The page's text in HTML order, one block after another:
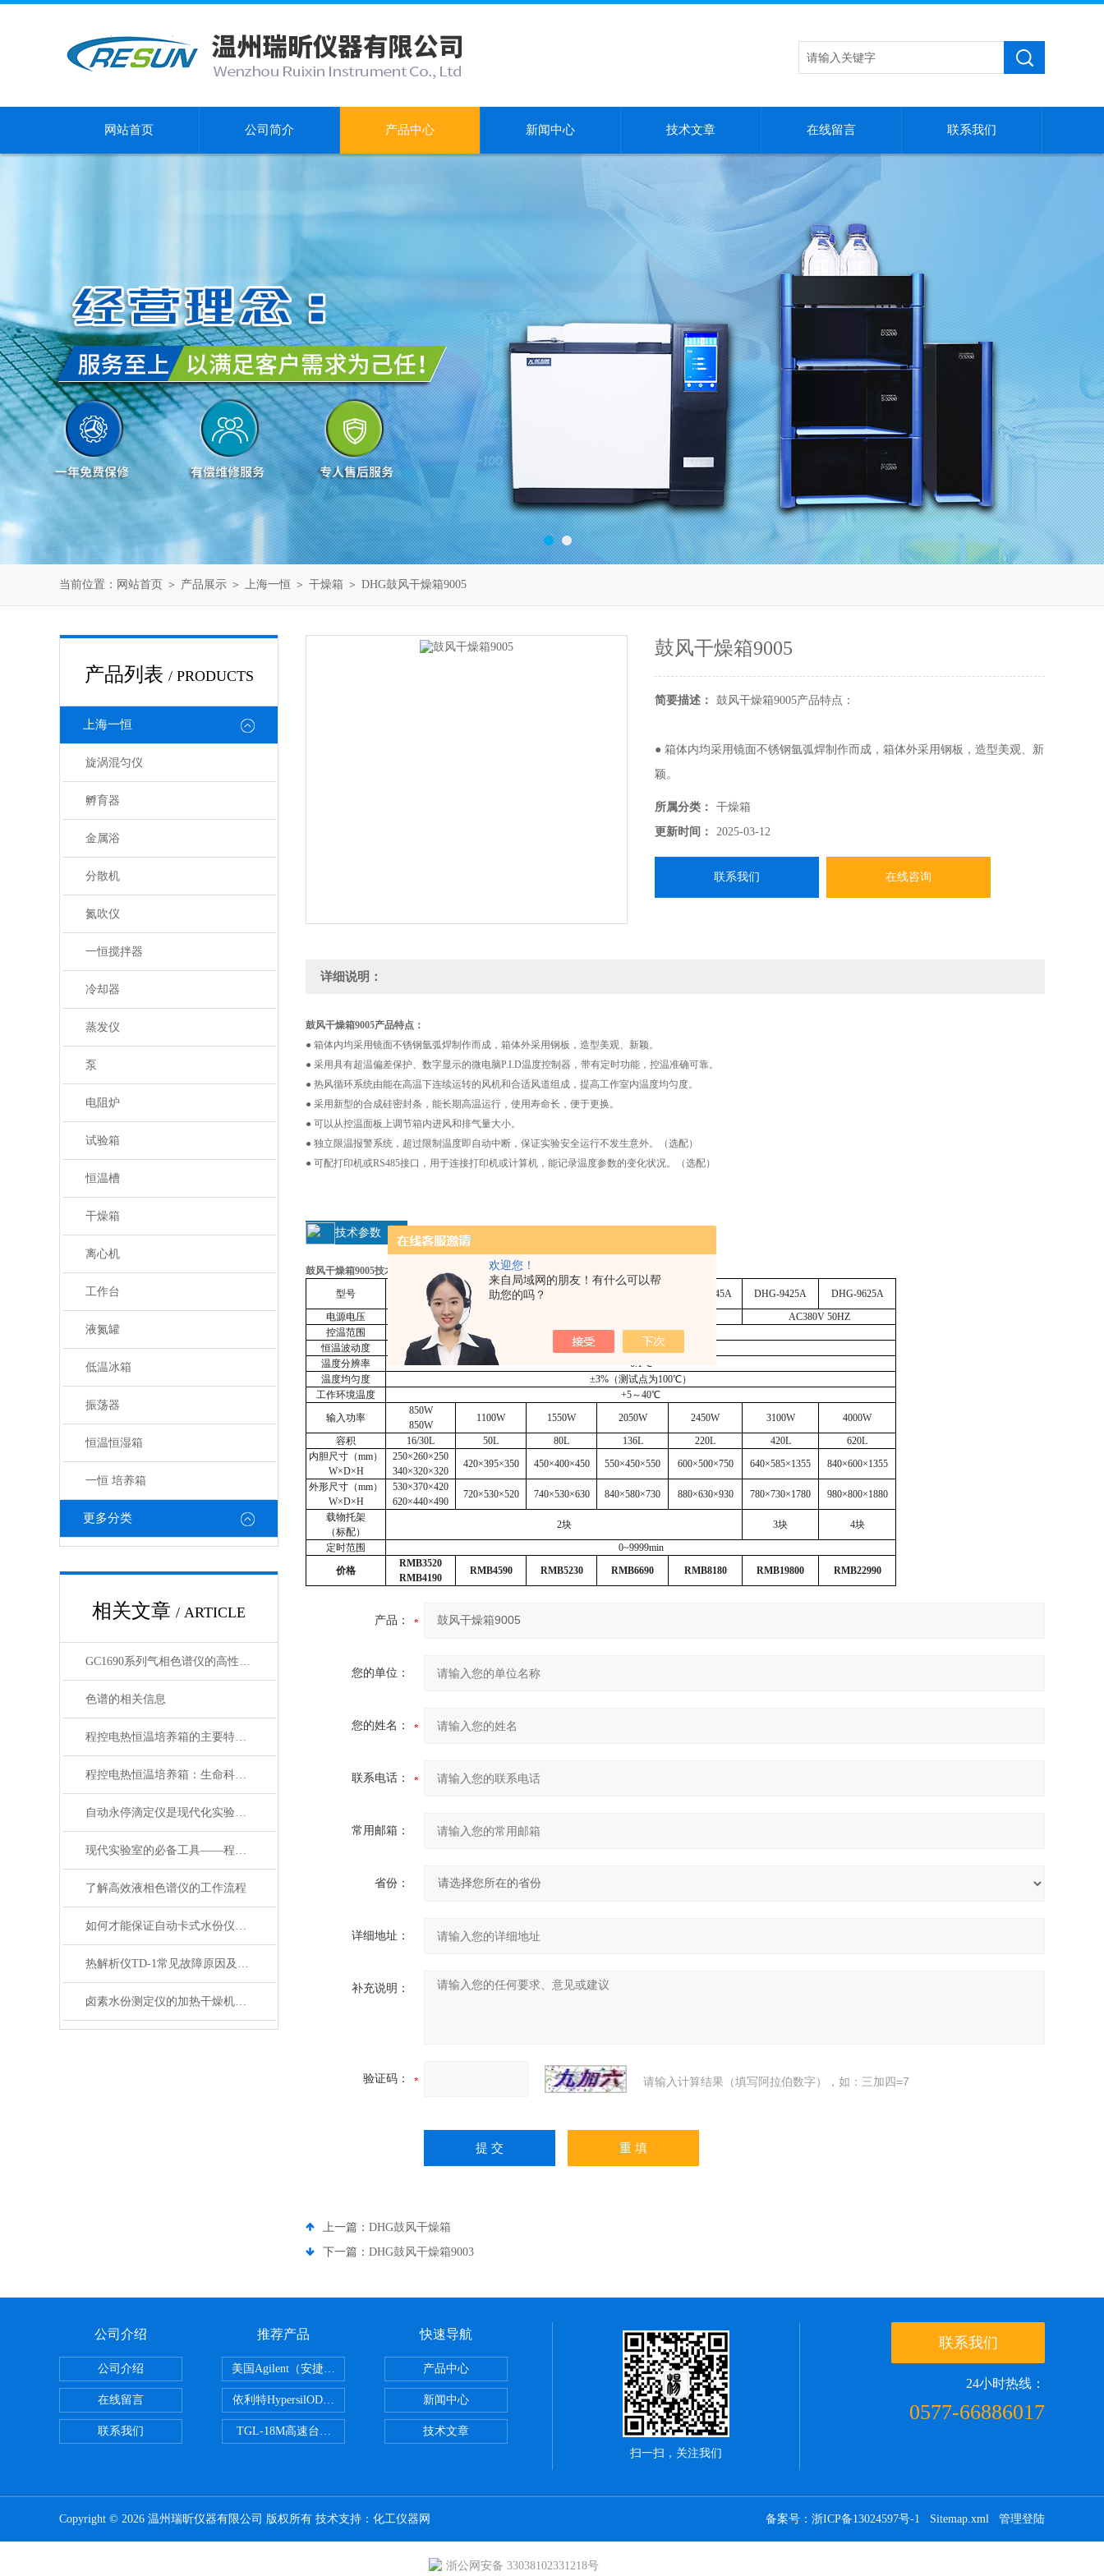
欢迎您！
来自局域网的朋友！有什么可以帮
助您的吗？
网站首页 公司简介 产品中心 新闻中心 技术文章 在线留言 联系我们
当前位置： 网站首页 ＞ 产品展示 ＞ 上海一恒 ＞ 干燥箱 ＞ DHG鼓风干燥箱9005
产品列表 / PRODUCTS
上海一恒
旋涡混匀仪
孵育器
金属浴
分散机
氮吹仪
一恒搅拌器
冷却器
蒸发仪
泵
电阻炉
试验箱
恒温槽
干燥箱
离心机
工作台
液氮罐
低温冰箱
振荡器
恒温恒湿箱
一恒 培养箱
更多分类
相关文章 / ARTICLE
GC1690系列气相色谱仪的高性能特点
色谱的相关信息
程控电热恒温培养箱的主要特点和使用说明
程控电热恒温培养箱：生命科学与研究的“智能孵化管家”
自动永停滴定仪是现代化实验室仪器
现代实验室的必备工具——程控电热恒温培养箱
了解高效液相色谱仪的工作流程
如何才能保证自动卡式水份仪的测定精度呢
热解析仪TD-1常见故障原因及其解决方法
卤素水份测定仪的加热干燥机理与数据校准技术应用
鼓风干燥箱9005
简要描述： 鼓风干燥箱9005产品特点：
● 箱体内均采用镜面不锈钢氩弧焊制作而成，箱体外采用钢板，造型美观、新
颖。
● 采用具有超温偏差保护、数字显示的微电脑P.I.D温度控制器，带有定时功
所属分类：
干燥箱
更新时间：
2025-03-12
联系我们 在线咨询
详细说明：
鼓风干燥箱9005产品特点：
● 箱体内均采用镜面不锈钢氩弧焊制作而成，箱体外采用钢板，造型美观、新颖。
● 采用具有超温偏差保护、数字显示的微电脑P.I.D温度控制器，带有定时功能，控温准确可靠。
● 热风循环系统由能在高温下连续运转的风机和合适风道组成，提高工作室内温度均匀度。
● 采用新型的合成硅密封条，能长期高温运行，使用寿命长，便于更换。
● 可以从控温面板上调节箱内进风和排气量大小。
● 独立限温报警系统，超过限制温度即自动中断，保证实验安全运行不发生意外。（选配）
● 可配打印机或RS485接口，用于连接打印机或计算机，能记录温度参数的变化状况。（选配）
技术参数
鼓风干燥箱9005技术参数： 9005系列
型号
DHG-9015A
DHG-9035A
DHG-9055A DHG-9075A DHG-9245A DHG-9425A
DHG-9625A
电源电压
AC380V 50HZ
控温范围
RT+10～300℃
恒温波动度
℃
温度分辨率
0.1 ℃
温度均匀度
±3% （测试点为100℃）
工作环境温度
+5～40℃
输入功率
850W
850W
1100W 1550W 2050W 2450W 3100W
4000W
容积
16/30L 50L 80L 136L 220L 420L
620L
内胆尺寸（mm）
W×D×H
250×260×250
340×320×320
420×395×350 450×400×450 550×450×550 600×500×750 640×585×1355 840×600×1355
外形尺寸（mm）
W×D×H
530×370×420
620×440×490
720×530×520 740×530×630 840×580×730 880×630×930 780×730×1780 980×800×1880
载物托架
（标配）
2块 3块 4块
定时范围
0~9999min
价格
RMB3520
RMB4190
RMB4590 RMB5230 RMB6690 RMB8180 RMB19800 RMB22990
产品：
您的单位：
您的姓名：
联系电话：
常用邮箱：
省份：
详细地址：
补充说明：
验证码： 请输入计算结果（填写阿拉伯数字），如：三加四=7
上一篇： DHG鼓风干燥箱
下一篇： DHG鼓风干燥箱9003
公司介绍
公司介绍
在线留言
联系我们
推荐产品
美国Agilent（安捷伦） PLOT色谱柱
依利特HypersilODS2/C18/C8/NH2/SIO2/C6H5/SAX系列液相色谱柱
TGL-18M高速台式冷冻离心机
快速导航
产品中心
新闻中心
技术文章
扫一扫，关注我们
联系我们
24小时热线：
0577-66886017
Copyright © 2026 温州瑞昕仪器有限公司 版权所有 技术支持： 化工仪器网 备案号：浙ICP备13024597号-1 Sitemap.xml 管理登陆
浙公网安备 33038102331218号